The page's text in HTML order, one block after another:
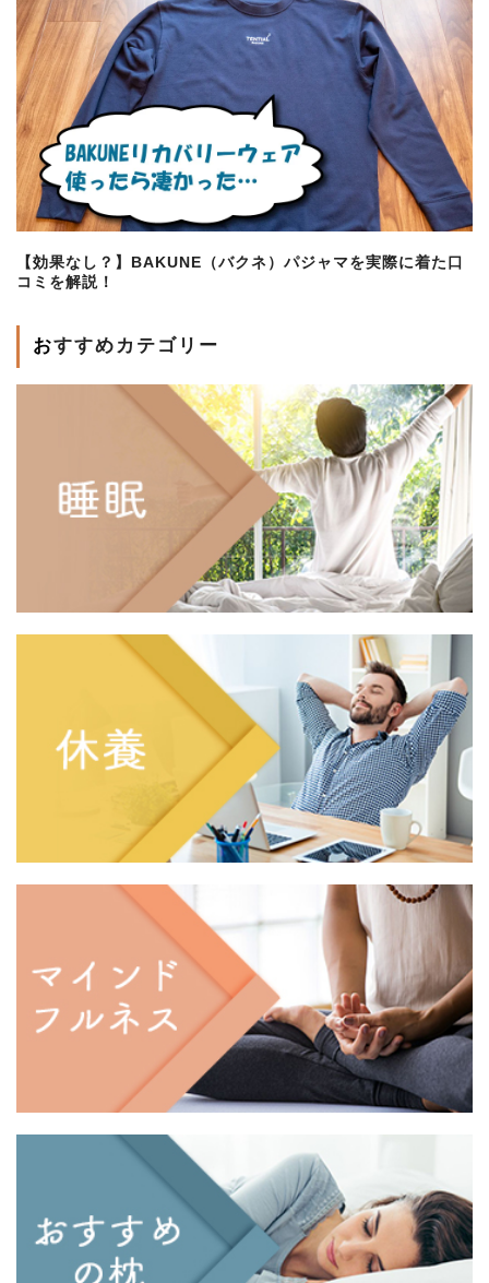
【効果なし？】BAKUNE（バクネ）パジャマを実際に着た口
コミを解説！
おすすめカテゴリー